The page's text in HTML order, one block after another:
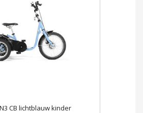
CB lichtblauw kinder